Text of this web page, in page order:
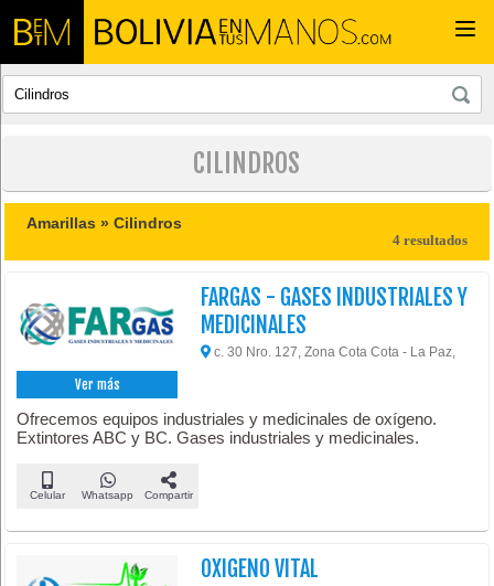
CILINDROS
Amarillas »Cilindros
4 resultados
Ver más
FARGAS - GASES INDUSTRIALES Y
MEDICINALES
c. 30 Nro. 127, Zona Cota Cota - La Paz,
Ofrecemos equipos industriales y medicinales de oxígeno.
Extintores ABC y BC. Gases industriales y medicinales.
Celular Whatsapp Compartir
OXIGENO VITAL